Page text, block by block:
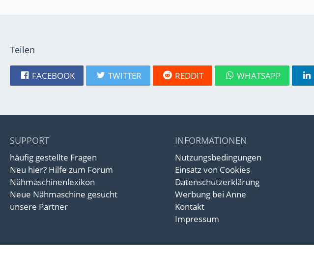
Teilen
FACEBOOK TWITTER REDDIT WHATSAPP
SUPPORT
häufig gestellte Fragen
Neu hier? Hilfe zum Forum
Nähmaschinenlexikon
Neue Nähmaschine gesucht
unsere Partner
INFORMATIONEN
Nutzungsbedingungen
Einsatz von Cookies
Datenschutzerklärung
Werbung bei Anne
Kontakt
Impressum